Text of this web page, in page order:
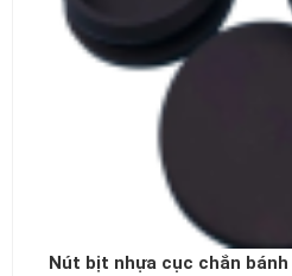
Nút bịt nhựa cục chắn bánh